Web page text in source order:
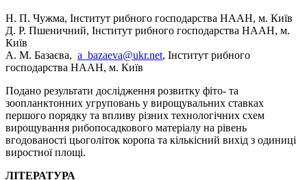
Н. П. Чужма, Інститут рибного господарства НААН, м. Київ
Д. Р. Пшеничний, Інститут рибного господарства НААН, м.
Київ
А. М. Базаєва, a_bazaeva@ukr.net, Інститут рибного
господарства НААН, м. Київ
Подано результати дослідження розвитку фіто- та
зоопланктонних угруповань у вирощувальних ставках
першого порядку та впливу різних технологічних схем
вирощування рибопосадкового матеріалу на рівень
вгодованості цьоголіток коропа та кількісний вихід з одиниці
виростної площі.
ЛІТЕРАТУРА